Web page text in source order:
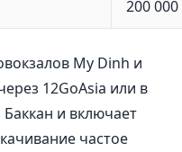
200 000
My Dinh и
12GoAsia или в
и включает
частое